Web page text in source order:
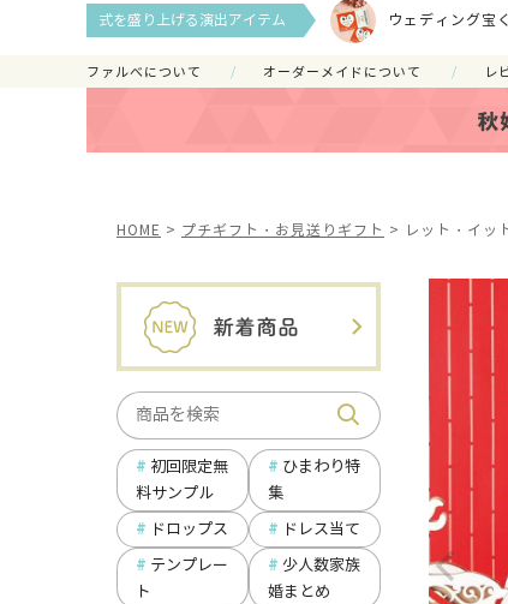
式を盛り上げる演出アイテム ウェディング宝
ファルべについて オーダーメイドについて レ
HOME プチギフト・お見送りギフト レット・イッ
初回限定無
料サンプル
ひまわり特
集
ドロップス
ドレス当て
テンプレー
ト
少人数家族
婚まとめ